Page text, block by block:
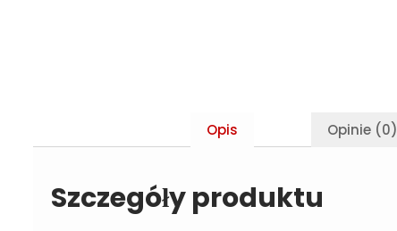
Opis Opinie (0)
Szczegóły produktu